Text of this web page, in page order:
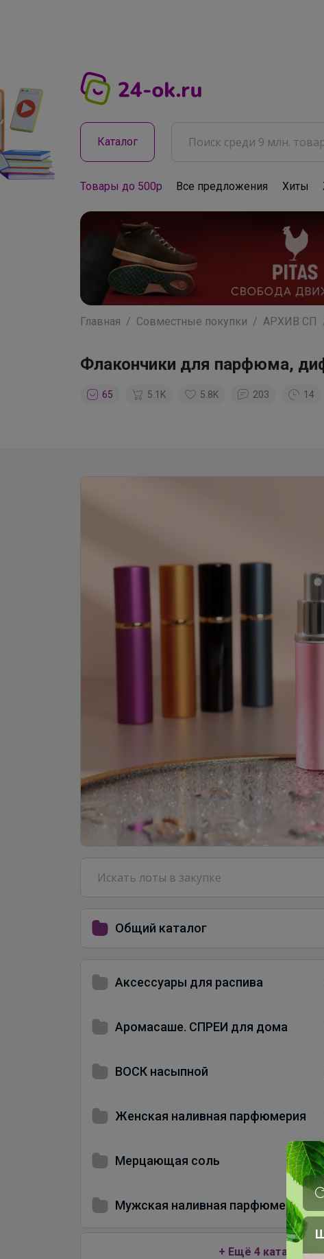
Каталог
Товары до 500р Все предложения Хиты
Главная Совместные покупки АРХИВ СП
Флакончики для парфюма,
65 5.1K 5.8K 203 14
Общий каталог
Аксессуары для распива
Аромасаше. СПРЕИ для дома
ВОСК насыпной
Женская наливная парфюмерия
Мерцающая соль
Мужская наливная парфюмерия
+ Ещё 4 каталога